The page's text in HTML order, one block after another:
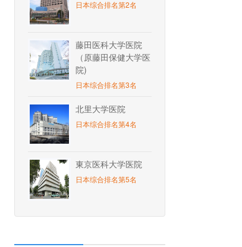
日本综合排名第2名
藤田医科大学医院
（原藤田保健大学医
院)
日本综合排名第3名
北里大学医院
日本综合排名第4名
東京医科大学医院
日本综合排名第5名